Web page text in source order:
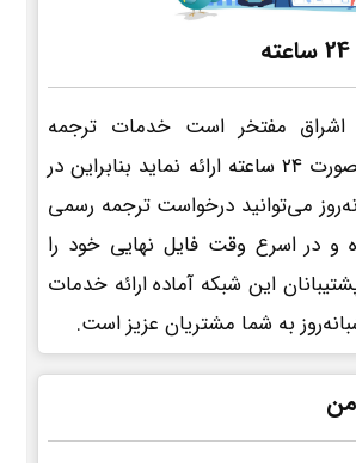
اشراق مفتخر است خدمات ترجمه
رسمی خود را به‌صورت 24 ساعته ارائه نماید بنابراین در
می‌توانید درخواست ترجمه رسمی
و در اسرع وقت فایل نهایی خود را
این شبکه آماده ارائه خدمات
به شما مشتریان عزیز است.